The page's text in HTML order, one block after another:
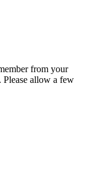
from your
Please allow a few